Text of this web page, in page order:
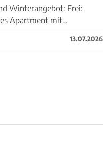
Winterangebot: Frei:
13.07.2026